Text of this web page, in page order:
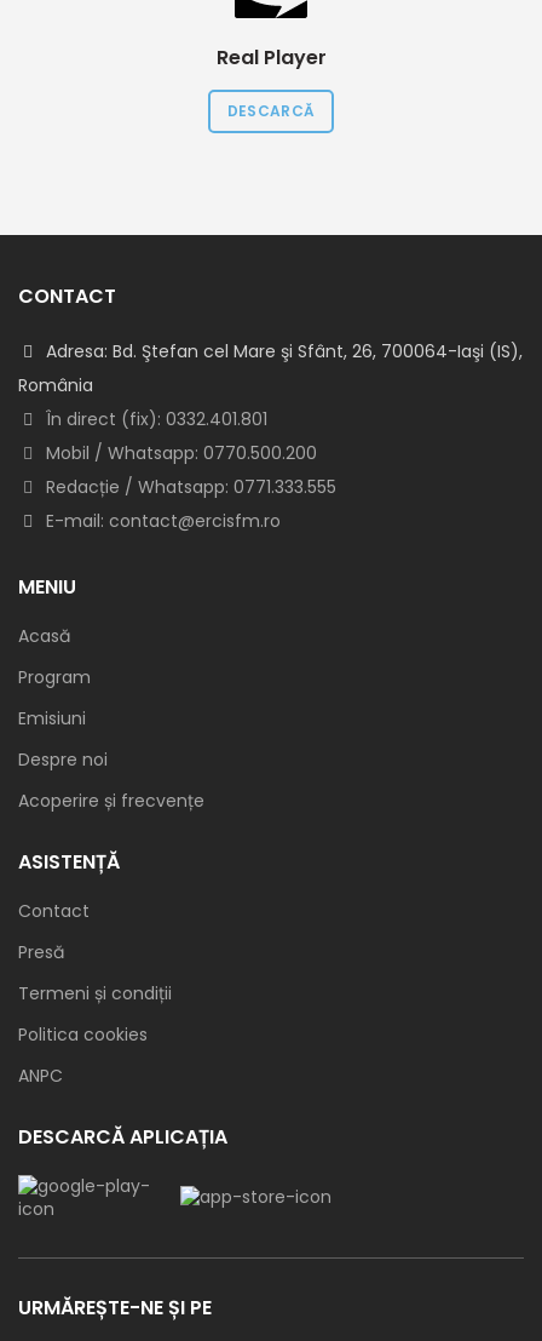
Real Player
DESCARCĂ
CONTACT
Adresa: Bd. Ştefan cel Mare şi Sfânt, 26, 700064-Iaşi (IS),
România
În direct (fix): 0332.401.801
Mobil / Whatsapp: 0770.500.200
Redacție / Whatsapp: 0771.333.555
E-mail: contact@ercisfm.ro
MENIU
Acasă
Program
Emisiuni
Despre noi
Acoperire și frecvențe
ASISTENȚĂ
Contact
Presă
Termeni și condiții
Politica cookies
ANPC
DESCARCĂ APLICAȚIA
URMĂREȘTE-NE ȘI PE